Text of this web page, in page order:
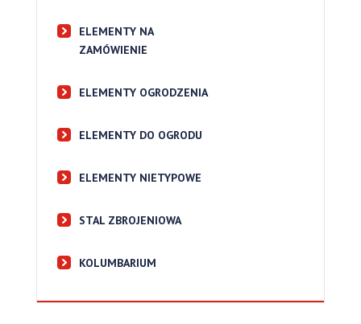
ELEMENTY NA
ZAMÓWIENIE
ELEMENTY OGRODZENIA
ELEMENTY DO OGRODU
ELEMENTY NIETYPOWE
STAL ZBROJENIOWA
KOLUMBARIUM